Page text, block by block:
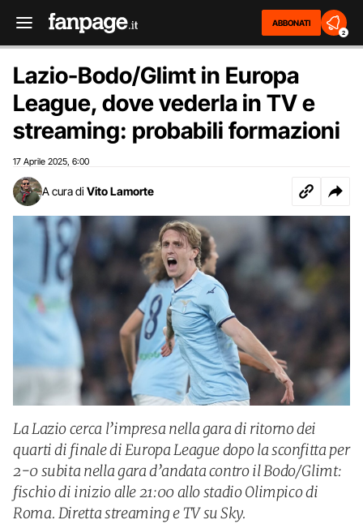
ABBONATI
2
Lazio-Bodo/Glimt in Europa
League, dove vederla in TV e
streaming: probabili formazioni
17 Aprile 2025 6:00
A cura di Vito Lamorte
La Lazio cerca l’impresa nella gara di ritorno dei
quarti di finale di Europa League dopo la sconfitta per
2-0 subita nella gara d’andata contro il Bodo/Glimt:
fischio di inizio alle 21:00 allo stadio Olimpico di
Roma. Diretta streaming e TV su Sky.